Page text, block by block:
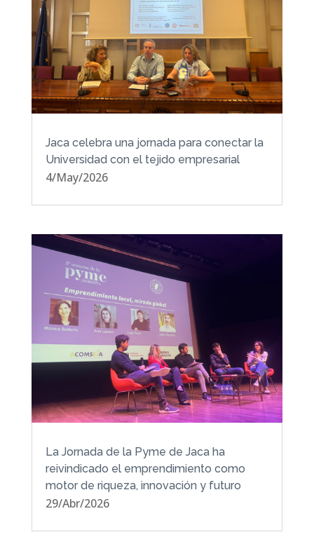
Jaca celebra una jornada para conectar la
Universidad con el tejido empresarial
4/May/2026
La Jornada de la Pyme de Jaca ha
reivindicado el emprendimiento como
motor de riqueza, innovación y futuro
29/Abr/2026